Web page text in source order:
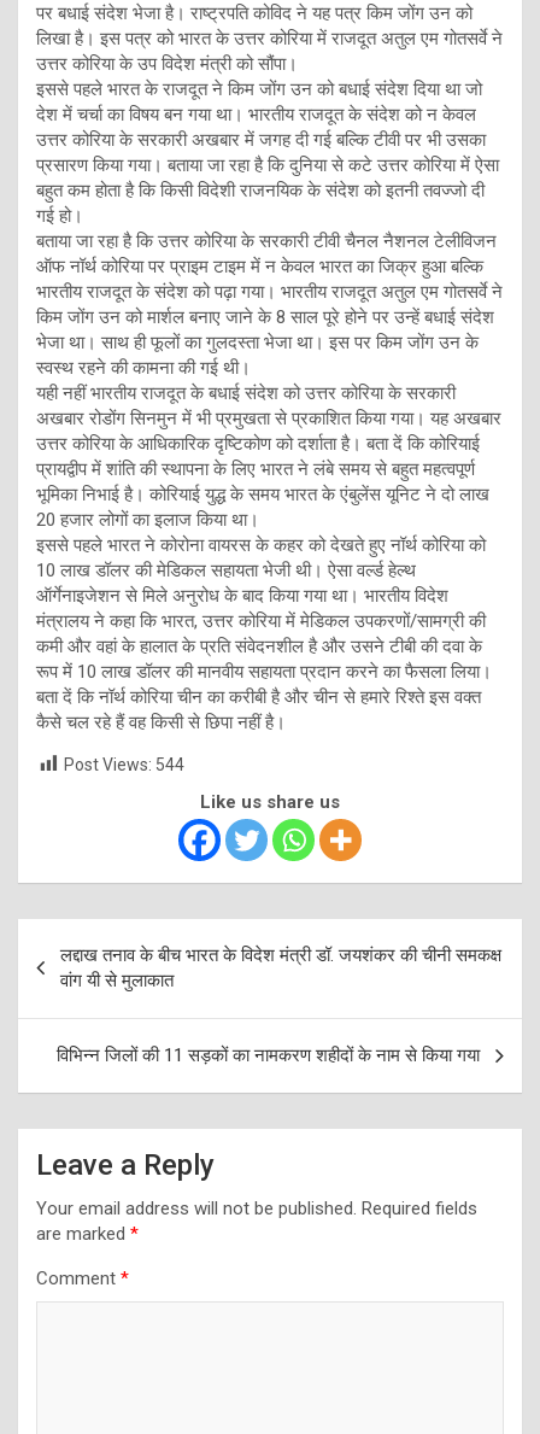
पर बधाई संदेश भेजा है। राष्ट्रपति कोविद ने यह पत्र किम जोंग उन को
लिखा है। इस पत्र को भारत के उत्तर कोरिया में राजदूत अतुल एम गोतसर्वे ने
उत्तर कोरिया के उप विदेश मंत्री को सौंपा।
इससे पहले भारत के राजदूत ने किम जोंग उन को बधाई संदेश दिया था जो
देश में चर्चा का विषय बन गया था। भारतीय राजदूत के संदेश को न केवल
उत्तर कोरिया के सरकारी अखबार में जगह दी गई बल्कि टीवी पर भी उसका
प्रसारण किया गया। बताया जा रहा है कि दुनिया से कटे उत्तर कोरिया में ऐसा
बहुत कम होता है कि किसी विदेशी राजनयिक के संदेश को इतनी तवज्जो दी
गई हो।
बताया जा रहा है कि उत्तर कोरिया के सरकारी टीवी चैनल नैशनल टेलीविजन
ऑफ नॉर्थ कोरिया पर प्राइम टाइम में न केवल भारत का जिक्र हुआ बल्कि
भारतीय राजदूत के संदेश को पढ़ा गया। भारतीय राजदूत अतुल एम गोतसर्वे ने
किम जोंग उन को मार्शल बनाए जाने के 8 साल पूरे होने पर उन्हें बधाई संदेश
भेजा था। साथ ही फूलों का गुलदस्ता भेजा था। इस पर किम जोंग उन के
स्वस्थ रहने की कामना की गई थी।
यही नहीं भारतीय राजदूत के बधाई संदेश को उत्तर कोरिया के सरकारी
अखबार रोडोंग सिनमुन में भी प्रमुखता से प्रकाशित किया गया। यह अखबार
उत्तर कोरिया के आधिकारिक दृष्टिकोण को दर्शाता है। बता दें कि कोरियाई
प्रायद्वीप में शांति की स्थापना के लिए भारत ने लंबे समय से बहुत महत्वपूर्ण
भूमिका निभाई है। कोरियाई युद्ध के समय भारत के एंबुलेंस यूनिट ने दो लाख
20 हजार लोगों का इलाज किया था।
इससे पहले भारत ने कोरोना वायरस के कहर को देखते हुए नॉर्थ कोरिया को
10 लाख डॉलर की मेडिकल सहायता भेजी थी। ऐसा वर्ल्ड हेल्थ
ऑर्गेनाइजेशन से मिले अनुरोध के बाद किया गया था। भारतीय विदेश
मंत्रालय ने कहा कि भारत, उत्तर कोरिया में मेडिकल उपकरणों/सामग्री की
कमी और वहां के हालात के प्रति संवेदनशील है और उसने टीबी की दवा के
रूप में 10 लाख डॉलर की मानवीय सहायता प्रदान करने का फैसला लिया।
बता दें कि नॉर्थ कोरिया चीन का करीबी है और चीन से हमारे रिश्ते इस वक्त
कैसे चल रहे हैं वह किसी से छिपा नहीं है।
Post Views: 544
Like us share us
navigation
लद्दाख तनाव के बीच भारत के विदेश मंत्री डॉ. जयशंकर की चीनी समकक्ष
वांग यी से मुलाकात
विभिन्न जिलों की 11 सड़कों का नामकरण शहीदों के नाम से किया गया
Leave a Reply
Your email address will not be published. Required fields
are marked *
Comment *